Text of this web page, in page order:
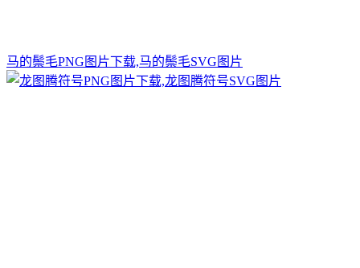
马的鬃毛PNG图片下载,马的鬃毛SVG图片